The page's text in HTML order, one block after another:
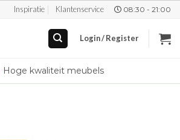
Inspiratie Klantenservice 08:30 - 21:00
Login / Register
Hoge kwaliteit meubels